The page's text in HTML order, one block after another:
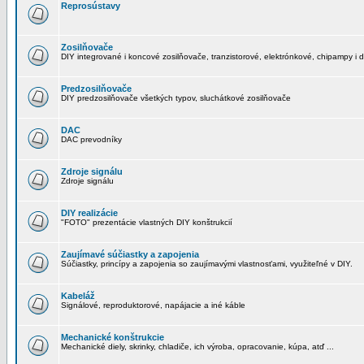
Reprosústavy
Zosilňovače
DIY integrované i koncové zosilňovače, tranzistorové, elektrónkové, chipampy i
Predzosilňovače
DIY predzosilňovače všetkých typov, sluchátkové zosilňovače
DAC
DAC prevodníky
Zdroje signálu
Zdroje signálu
DIY realizácie
"FOTO" prezentácie vlastných DIY konštrukcií
Zaujímavé súčiastky a zapojenia
Súčiastky, princípy a zapojenia so zaujímavými vlastnosťami, využiteľné v DIY.
Kabeláž
Signálové, reproduktorové, napájacie a iné káble
Mechanické konštrukcie
Mechanické diely, skrinky, chladiče, ich výroba, opracovanie, kúpa, atď ...